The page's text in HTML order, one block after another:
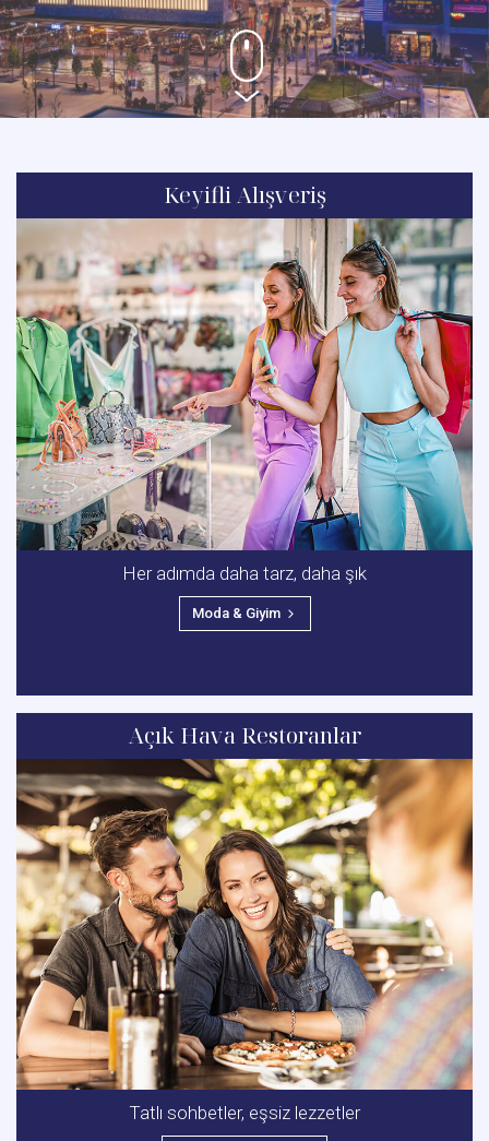
Keyifli Alışveriş
Her adımda daha tarz, daha şık
Moda & Giyim
Açık Hava Restoranlar
Tatlı sohbetler, eşsiz lezzetler